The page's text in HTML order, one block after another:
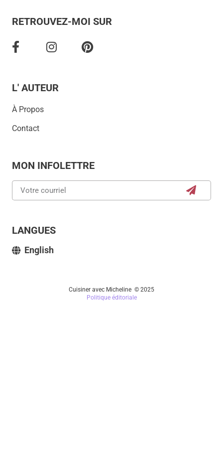
RETROUVEZ-MOI SUR
L' AUTEUR
À Propos
Contact
MON INFOLETTRE
LANGUES
English
Cuisiner avec Micheline © 2025
Politique éditoriale